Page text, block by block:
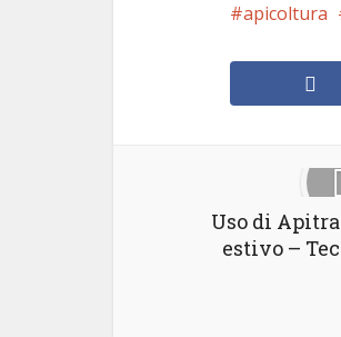
apicoltura
Uso di
estivo –